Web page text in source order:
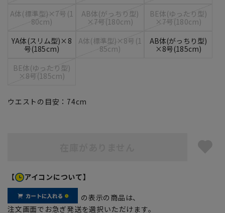
A体(標準型)×7号(1
80cm)
AB体(がっちり型)
×7号(180cm)
BE体(ゆったり型)
×7号(180cm)
YA体(スリム型)×8
号(185cm)
A体(標準型)×8号(1
85cm)
AB体(がっちり型)
×8号(185cm)
BE体(ゆったり型)
×8号(185cm)
ウエストの目安： 74cm
【 アイコンについて】
の表示の商品は、
注文画面でお急ぎ発送を選択いただけます。